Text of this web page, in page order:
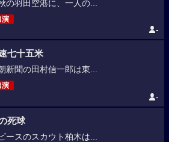
の羽田空港に、一人の...
演
-
七十五米
新聞の田村信一郎は東...
演
-
死球
ースのスカウト柏木は...